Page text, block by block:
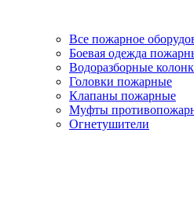
Все пожарное
Боевая одежда
Водоразборные
Головки пожарные
Клапаны пожарные
Муфты
Огнетушители